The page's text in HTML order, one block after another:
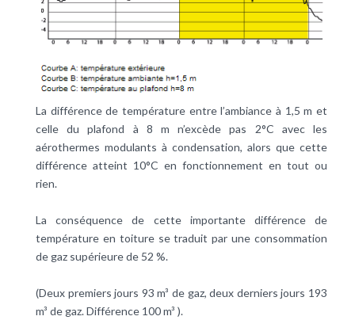
La différence de température entre l’ambiance à 1,5 m et
celle du plafond à 8 m n’excède pas 2°C avec les
aérothermes modulants à condensation, alors que cette
différence atteint 10°C en fonctionnement en tout ou
rien.
La conséquence de cette importante différence de
température en toiture se traduit par une consommation
de gaz supérieure de 52 %.
(Deux premiers jours 93 m³ de gaz, deux derniers jours 193
m³ de gaz. Différence 100 m³ ).